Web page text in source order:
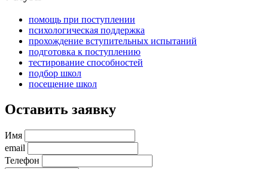
помощь при поступлении
психологическая поддержка
прохождение вступительных испытаний
подготовка к поступлению
тестирование способностей
подбор школ
посещение школ
Оставить заявку
Имя
email
Телефон